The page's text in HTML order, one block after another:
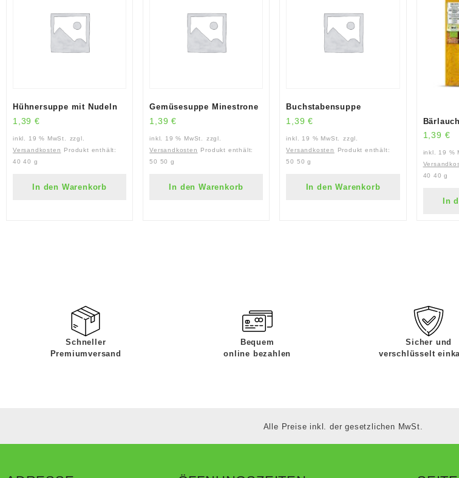
Hühnersuppe mit Nudeln
1,39 €
inkl. 19 % MwSt.
zzgl.
Versandkosten
Produkt enthält:
4040 g
In den Warenkorb
Gemüsesuppe Minestrone
1,39€
inkl. 19 % MwSt.
zzgl.
Versandkosten
Produkt enthält:
50 50 g
In den Warenkorb
Buchstabensuppe
1,39€
inkl. 19 % MwSt.
zzgl.
Versandkosten
Produkt enthält:
50 50 g
In den Warenkorb
1,39 €
inkl. 19 %
40 40 g
In
Schneller
Premiumversand
Bequem
online bezahlen
Sicher und
verschlüsselt
Alle Preise inkl. der gesetzlichen MwSt.